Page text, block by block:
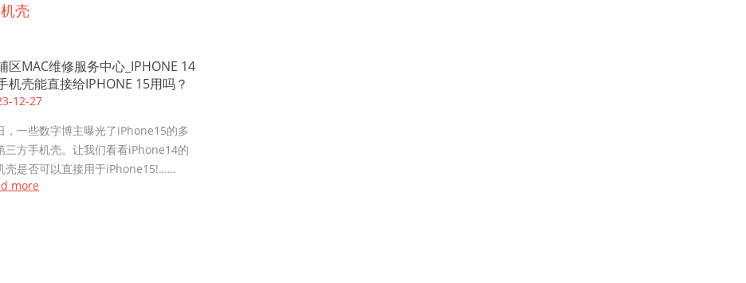
壳
区MAC维修服务中心_IPHONE 14
机壳能直接给IPHONE 15用吗？
12-27
，一些数字博主曝光了iPhone15的多
三方手机壳。让我们看看iPhone14的
壳是否可以直接用于iPhone15!……
more